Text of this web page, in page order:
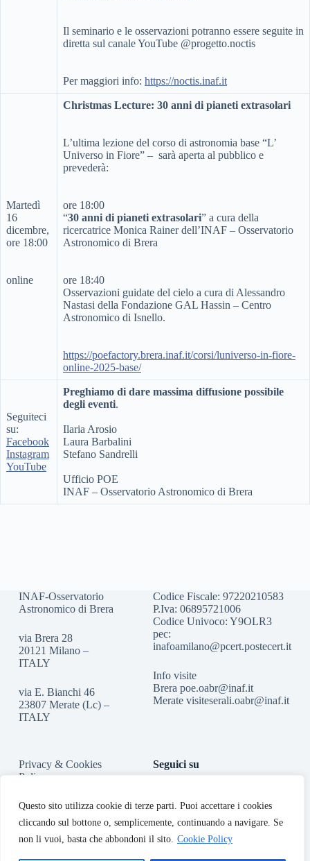
Questo sito utilizza cookie di terze parti. Puoi accettare i cookies
cliccando sul bottone o, semplicemente, continuando a navigare. Se
non li vuoi, basta che abbondoni il sito. Cookie Policy
Il seminario e le osservazioni potranno essere seguite in
diretta sul canale YouTube @progetto.noctis
Per maggiori info: https://noctis.inaf.it
Martedì
16
dicembre,
ore 18:00
online
Christmas Lecture: 30 anni di pianeti extrasolari
L’ultima lezione del corso di astronomia base “L’
Universo in Fiore” – sarà aperta al pubblico e
prevederà:
ore 18:00
“30 anni di pianeti extrasolari” a cura della
ricercatrice Monica Rainer dell’INAF – Osservatorio
Astronomico di Brera
ore 18:40
Osservazioni guidate del cielo a cura di Alessandro
Nastasi della Fondazione GAL Hassin – Centro
Astronomico di Isnello.
https://poefactory.brera.inaf.it/corsi/luniverso-in-fiore-
online-2025-base/
Seguiteci
su:
Facebook
Instagram
YouTube
Preghiamo di dare massima diffusione possibile
degli eventi.
Ilaria Arosio
Laura Barbalini
Stefano Sandrelli
Ufficio POE
INAF – Osservatorio Astronomico di Brera
INAF-Osservatorio
Astronomico di Brera
via Brera 28
20121 Milano –
ITALY
via E. Bianchi 46
23807 Merate (Lc) –
ITALY
Codice Fiscale: 97220210583
P.Iva: 06895721006
Codice Univoco: Y9OLR3
pec:
inafoamilano@pcert.postecert.it
Info visite
Brerapoe.oabr@inaf.it
Meratevisiteserali.oabr@inaf.it
Privacy & Cookies
Policy
Accessibilità
Seguici su